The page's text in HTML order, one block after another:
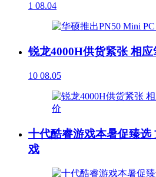
1 08.04
锐龙4000H供货紧张 相
10 08.05
十代酷睿游戏本暑促臻选
戏